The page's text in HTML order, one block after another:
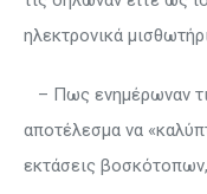
ηλεκτρονικά
– Πως ενημέρωναν
αποτέλεσμα να
εκτάσεις